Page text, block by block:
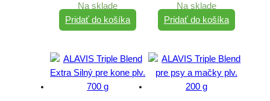
Na sklade
Pridať do košíka
Na sklade
Pridať do košíka